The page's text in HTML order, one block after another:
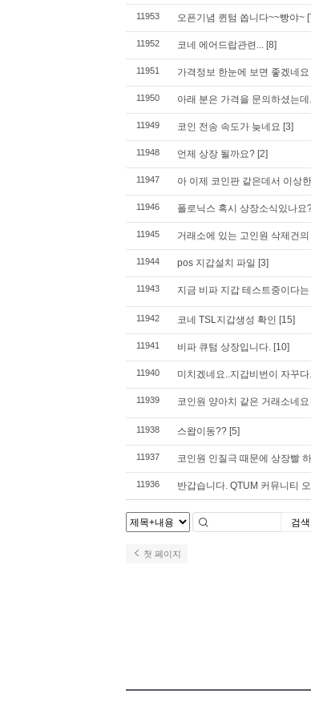
11953 오픈기념 퀸텀 쏩니다~~빵야~
11952 코네 에어드랍관련... [8]
11951 가격정보 한눈에 보면 좋겠네요
11950 아래 분은 가격을 문의하셨는
11949 코인 전송 속도가 늦네요 [3]
11948 언제 상장 될까요? [2]
11947 아 이제 코인판 같은데서 이상
11946 폴로닉스 혹시 상장소식있나
11945 거래소에 있는 고인원 삭제건의
11944 pos 지갑설치 파일 [3]
11943 지금 비파 지갑 테스트중이다
11942 코네 TSL지갑생성 확인 [15]
11941 비파 큐텀 상장입니다. [10]
11940 미치겠네요..지갑비번이 자꾸
11939 코인원 양아치 같은 거래소네요
11938 스왑이동?? [5]
11937 코인원 인질극 때문에 상장빨
11936 반갑습니다. QTUM 커뮤니티
검색
첫 페이지